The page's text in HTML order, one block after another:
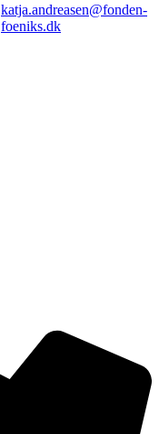
katja.andreasen@fonden-
foeniks.dk